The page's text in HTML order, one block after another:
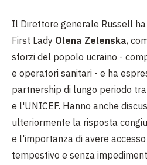
Il Direttore generale Russell
First Lady Olena Zelenska,
sforzi del popolo ucraino -
e operatori sanitari - e ha
partnership di lungo periodo
e l'UNICEF. Hanno anche
ulteriormente la risposta
e l'importanza di avere
tempestivo e senza